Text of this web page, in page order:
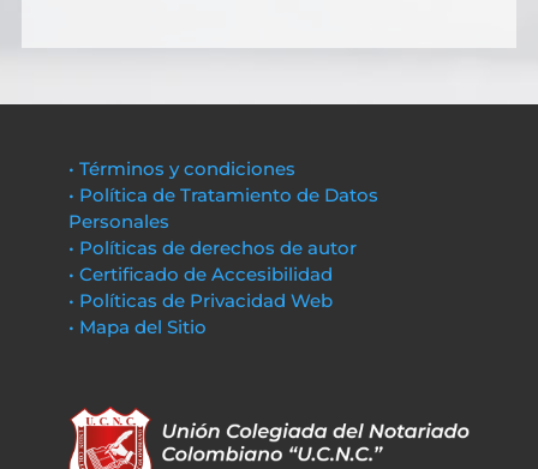
• Términos y condiciones
• Política de Tratamiento de Datos
Personales
• Políticas de derechos de autor
• Certificado de Accesibilidad
• Políticas de Privacidad Web
• Mapa del Sitio